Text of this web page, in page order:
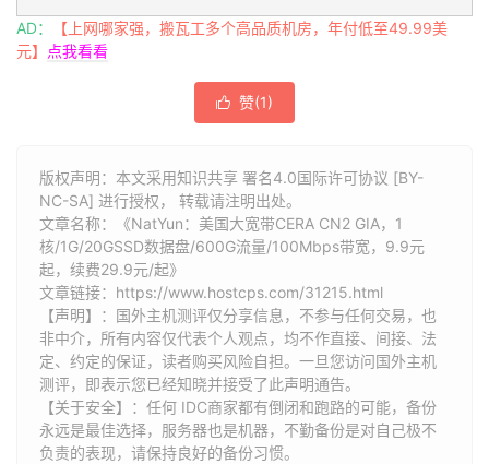
AD：
【上网哪家强，搬瓦工多个高品质机房，年付低至49.99美
元】
点我看看
 赞(1)
版权声明：本文采用知识共享 署名4.0国际许可协议 [BY-
NC-SA] 进行授权， 转载请注明出处。
文章名称：《NatYun：美国大宽带CERA CN2 GIA，1
核/1G/20GSSD数据盘/600G流量/100Mbps带宽，9.9元
起，续费29.9元/起》
文章链接： https://www.hostcps.com/31215.html
【声明】：国外主机测评仅分享信息，不参与任何交易，也
非中介，所有内容仅代表个人观点，均不作直接、间接、法
定、约定的保证，读者购买风险自担。一旦您访问国外主机
测评，即表示您已经知晓并接受了此声明通告。
【关于安全】：任何 IDC商家都有倒闭和跑路的可能，备份
永远是最佳选择，服务器也是机器，不勤备份是对自己极不
负责的表现，请保持良好的备份习惯。